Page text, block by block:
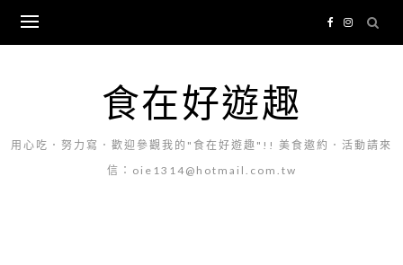
content
食在好遊趣
用心吃．努力寫．歡迎參觀我的"食在好遊趣"!! 美食邀約．活動請來
信：oie1314@hotmail.com.tw